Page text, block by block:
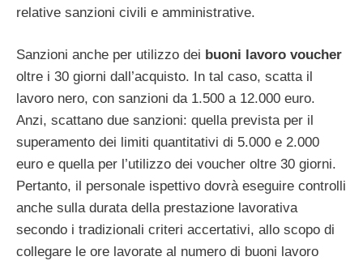
relative sanzioni civili e amministrative.
Sanzioni anche per utilizzo dei buoni lavoro voucher
oltre i 30 giorni dall’acquisto. In tal caso, scatta il
lavoro nero, con sanzioni da 1.500 a 12.000 euro.
Anzi, scattano due sanzioni: quella prevista per il
superamento dei limiti quantitativi di 5.000 e 2.000
euro e quella per l’utilizzo dei voucher oltre 30 giorni.
Pertanto, il personale ispettivo dovrà eseguire controlli
anche sulla durata della prestazione lavorativa
secondo i tradizionali criteri accertativi, allo scopo di
collegare le ore lavorate al numero di buoni lavoro